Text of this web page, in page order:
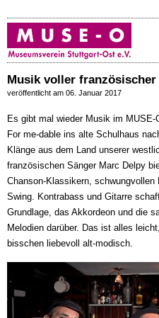
Musik voller französischer
veröffentlicht am 06. Januar 2017
Es gibt mal wieder Musik im
For me-dable ins alte Schulhaus
Klänge aus dem Land unserer
französischen Sänger Marc Delpy
Chanson-Klassikern, schwungvollen
Swing. Kontrabass und Gitarre
Grundlage, das Akkordeon und die
Melodien darüber. Das ist alles
bisschen liebevoll alt-modisch.